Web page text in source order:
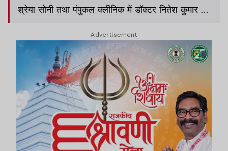
श्रेया सोनी तथा पंपुकल क्लीनिक में डॉक्टर नितेश कुमार के
Advertisement